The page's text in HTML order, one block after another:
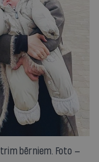
trim bērniem. Foto —